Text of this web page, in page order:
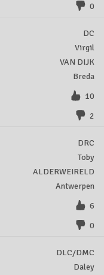
0
DC
Virgil
VAN DIJK
Breda
10
2
DRC
Toby
ALDERWEIRELD
Antwerpen
6
0
DLC/DMC
Daley